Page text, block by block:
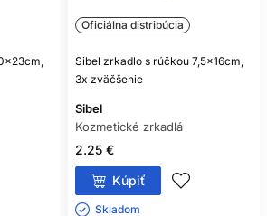
Oficiálna distribúcia
Sibel zrkadlo s rúčkou 7,5x16cm,
3x zväčšenie
Sibel
Kozmetické zrkadlá
2.25 €
Kúpiť
Skladom ㅤ